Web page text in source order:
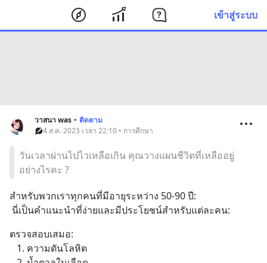
เข้าสู่ระบบ
วาสนา was • ติดตาม
4 ส.ค. 2023 เวลา 22:10 • การศึกษา
วันเวลาผ่านไปไวเหลือเกิน คุณวางแผนชีวิตที่เหลืออยู่
อย่างไรคะ ?
สำหรับพวกเราทุกคนที่มีอายุระหว่าง 50-90 ปี:
นี่เป็นคำแนะนำที่ง่ายและมีประโยชน์สำหรับแต่ละคน:
ตรวจสอบเสมอ:
   1. ความดันโลหิต